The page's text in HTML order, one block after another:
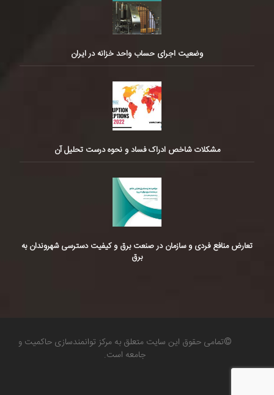
وضعیت اجرای حساب واحد خزانه در ایران
مشکلات شاخص ادراک فساد و نحوه درست تحلیل آن
تعارض منافع فردی و سازمان در صنعت برق و کیفیت دسترسی شهروندان به
برق
©تمامی حقوق این سایت متعلق به مرکز توانمندسازی حاکمیت و
جامعه است.